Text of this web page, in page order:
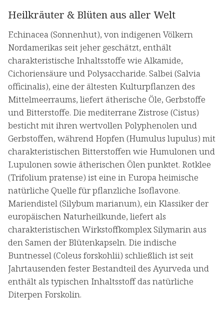
Heilkräuter & Blüten aus aller Welt
Echinacea (Sonnenhut), von indigenen Völkern
Nordamerikas seit jeher geschätzt, enthält
charakteristische Inhaltsstoffe wie Alkamide,
Cichoriensäure und Polysaccharide. Salbei (Salvia
officinalis), eine der ältesten Kulturpflanzen des
Mittelmeerraums, liefert ätherische Öle, Gerbstoffe
und Bitterstoffe. Die mediterrane Zistrose (Cistus)
besticht mit ihren wertvollen Polyphenolen und
Gerbstoffen, während Hopfen (Humulus lupulus) mit
charakteristischen Bitterstoffen wie Humulonen und
Lupulonen sowie ätherischen Ölen punktet. Rotklee
(Trifolium pratense) ist eine in Europa heimische
natürliche Quelle für pflanzliche Isoflavone.
Mariendistel (Silybum marianum), ein Klassiker der
europäischen Naturheilkunde, liefert als
charakteristischen Wirkstoffkomplex Silymarin aus
den Samen der Blütenkapseln. Die indische
Buntnessel (Coleus forskohlii) schließlich ist seit
Jahrtausenden fester Bestandteil des Ayurveda und
enthält als typischen Inhaltsstoff das natürliche
Diterpen Forskolin.